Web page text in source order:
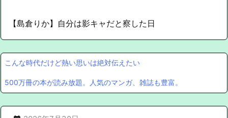
【島倉りか】自分は影キャだと察した日
こんな時代だけど熱い思いは絶対伝えたい
500万冊の本が読み放題。人気のマンガ、雑誌も豊富。